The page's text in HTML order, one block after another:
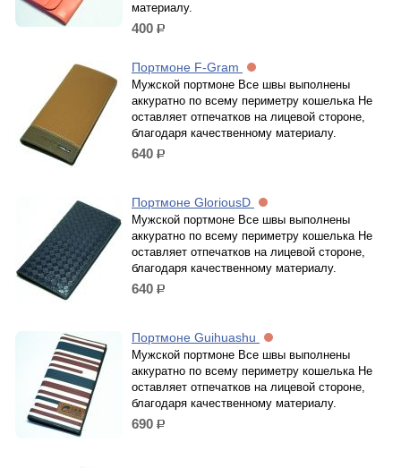
материалу.
400 р.
Портмоне F-Gram
Мужской портмоне Все швы выполнены
аккуратно по всему периметру кошелька Не
оставляет отпечатков на лицевой стороне,
благодаря качественному материалу.
640 р.
Портмоне GloriousD
Мужской портмоне Все швы выполнены
аккуратно по всему периметру кошелька Не
оставляет отпечатков на лицевой стороне,
благодаря качественному материалу.
640 р.
Портмоне Guihuashu
Мужской портмоне Все швы выполнены
аккуратно по всему периметру кошелька Не
оставляет отпечатков на лицевой стороне,
благодаря качественному материалу.
690 р.